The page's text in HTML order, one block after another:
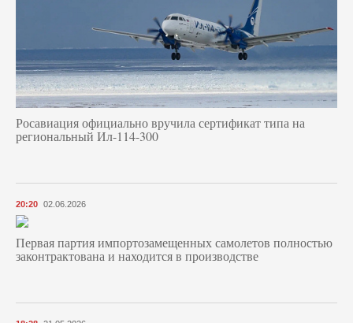
Росавиация официально вручила сертификат типа на
региональный Ил-114-300
20:20 02.06.2026
Первая партия импортозамещенных самолетов полностью
законтрактована и находится в производстве